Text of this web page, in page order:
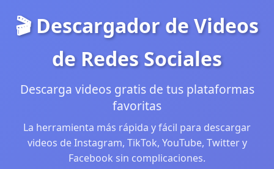
🎬 Descargador de Videos
de Redes Sociales
Descarga videos gratis de tus plataformas
favoritas
La herramienta más rápida y fácil para descargar
videos de Instagram, TikTok, YouTube, Twitter y
Facebook sin complicaciones.